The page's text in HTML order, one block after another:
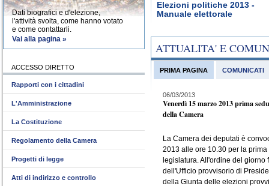
Elezioni politiche 2013 -
Manuale elettorale
ATTUALITA' E
PRIMA PAGINA
06/03/2013
Venerdì 15 marzo 2013 prima
della Camera
La Camera dei deputati è
2013 alle ore 10.30 per la
legislatura. All'ordine del giorno
dell'Ufficio provvisorio di
della Giunta delle elezioni
COMUNICATI
Dati biografici e d'elezione,
l'attività svolta, come hanno votato
e come contattarli.
Vai alla pagina »
ACCESSO DIRETTO
Rapporti con i cittadini
L'Amministrazione
La Costituzione
Regolamento della Camera
Progetti di legge
Atti di indirizzo e controllo